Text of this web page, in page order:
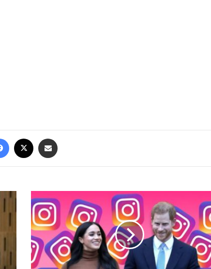
Facebook
“Jo
më
gjuhë
urrejtje”,
rregullat
e
rrjeteve
sociale